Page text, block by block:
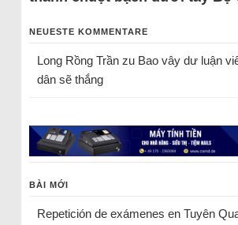
NEUESTE KOMMENTARE
Long Rồng Trầnzu Bao vây dư luận
dân sẽ thắng
BÀI MỚI
Repetición de exámenes en Tuyên